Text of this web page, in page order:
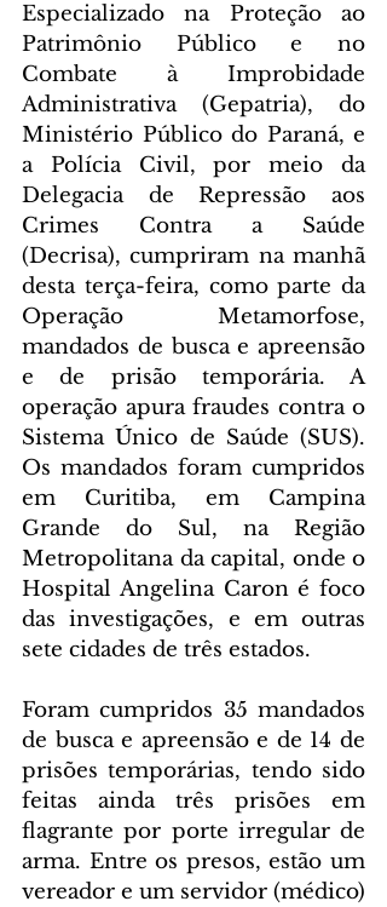
Especializado na Proteção ao
Patrimônio Público e no
Combate à Improbidade
Administrativa (Gepatria), do
Ministério Público do Paraná, e
a Polícia Civil, por meio da
Delegacia de Repressão aos
Crimes Contra a Saúde
(Decrisa), cumpriram na manhã
desta terça-feira, como parte da
Operação Metamorfose,
mandados de busca e apreensão
e de prisão temporária. A
operação apura fraudes contra o
Sistema Único de Saúde (SUS).
Os mandados foram cumpridos
em Curitiba, em Campina
Grande do Sul, na Região
Metropolitana da capital, onde o
Hospital Angelina Caron é foco
das investigações, e em outras
sete cidades de três estados.
Foram cumpridos 35 mandados
de busca e apreensão e de 14 de
prisões temporárias, tendo sido
feitas ainda três prisões em
flagrante por porte irregular de
arma. Entre os presos, estão um
vereador e um servidor (médico)